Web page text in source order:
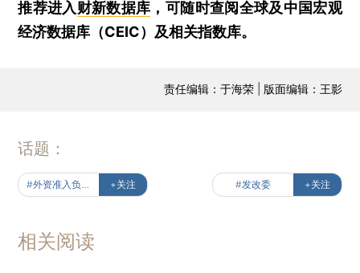
推荐进入财新数据库 ，可随时查阅全球及中国宏观
经济数据库（CEIC）及相关指数库。
责任编辑：于海荣 | 版面编辑：王影
话题：
+关注 #发改委 +关注
相关阅读